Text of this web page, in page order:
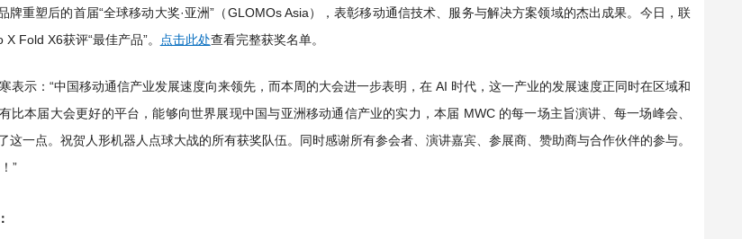
牌重塑后的首届“全球移动大奖·亚洲”（GLOMOs Asia），表彰移动通信技术、服务与解决方案领域的杰出成果。今日，联
Fold X6获评“最佳产品”。
点击此处查看完整获奖名单。
表示：“中国移动通信产业发展速度向来领先，而本周的大会进一步表明，在 AI 时代，这一产业的发展速度正同时在区域和
比本届大会更好的平台，能够向世界展现中国与亚洲移动通信产业的实力，本届 MWC 的每一场主旨演讲、每一场峰会、
这一点。祝贺人形机器人点球大战的所有获奖队伍。同时感谢所有参会者、演讲嘉宾、参展商、赞助商与合作伙伴的参与。
”